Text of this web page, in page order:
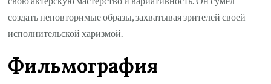
создать неповторимые образы, захватывая зрителей своей
исполнительской харизмой.
Фильмография